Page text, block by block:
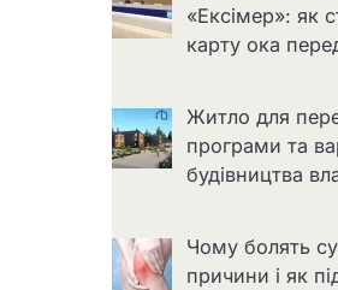
«Ексімер»: як
карту ока
Житло для
програми та
будівництва
Чому болять
причини і як